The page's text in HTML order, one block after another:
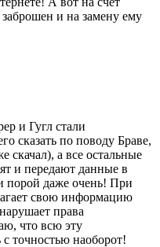
и на замену ему
и Гугл стали
сказать по поводу Браве,
скачал), а все остальные
и передают данные в
даже очень! При
свою информацию
права
что всю эту
точностью наоборот!